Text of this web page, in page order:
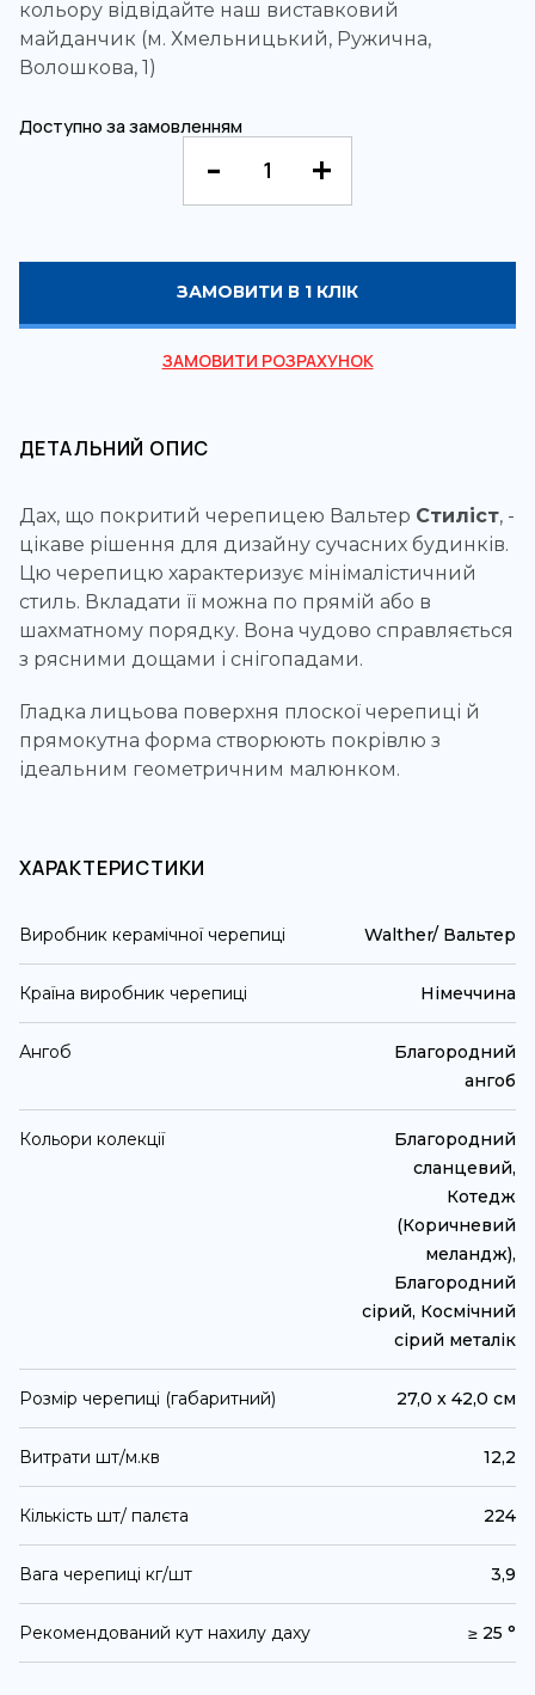
кольору відвідайте наш виставковий
майданчик (м. Хмельницький, Ружична,
Волошкова, 1)
Доступно за замовленням
ЗАМОВИТИ В 1 КЛІК
ЗАМОВИТИ РОЗРАХУНОК
ДЕТАЛЬНИЙ ОПИС
Дах, що покритий черепицею Вальтер Стиліст, -
цікаве рішення для дизайну сучасних будинків.
Цю черепицю характеризує мінімалістичний
стиль. Вкладати її можна по прямій або в
шахматному порядку. Вона чудово справляється
з рясними дощами і снігопадами.
Гладка лицьова поверхня плоскої черепиці й
прямокутна форма створюють покрівлю з
ідеальним геометричним малюнком.
ХАРАКТЕРИСТИКИ
Виробник керамічної черепиці Walther/ Вальтер
Країна виробник черепиці Німеччина
Ангоб
Благородний
ангоб
Кольори колекції
Благородний
сланцевий,
Котедж
(Коричневий
меландж),
Благородний
сірий, Космічний
сірий металік
Розмір черепиці (габаритний) 27,0 x 42,0 см
Витрати шт/м.кв 12,2
Кількість шт/ палєта 224
Вага черепиці кг/шт 3,9
Рекомендований кут нахилу даху ≥ 25 °